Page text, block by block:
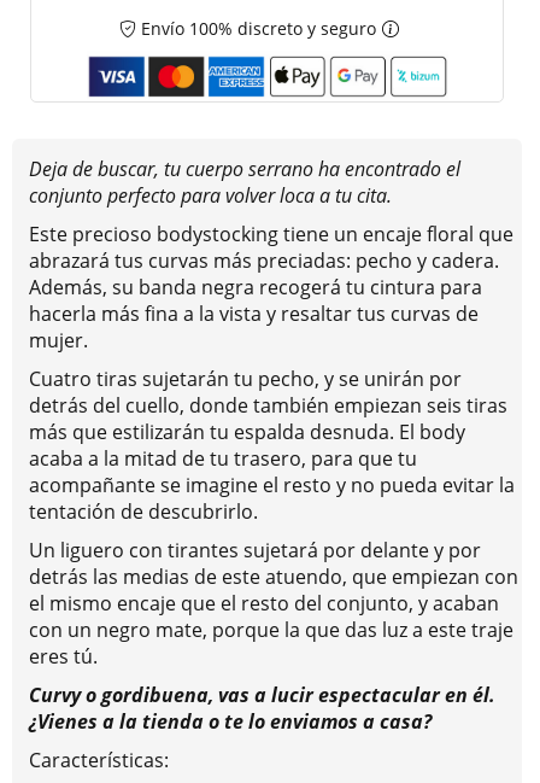
Envío 100% discreto y seguro
Deja de buscar, tu cuerpo serrano ha encontrado el
conjunto perfecto para volver loca a tu cita.
Este precioso bodystocking tiene un encaje floral que
abrazará tus curvas más preciadas: pecho y cadera.
Además, su banda negra recogerá tu cintura para
hacerla más fina a la vista y resaltar tus curvas de
mujer.
Cuatro tiras sujetarán tu pecho, y se unirán por
detrás del cuello, donde también empiezan seis tiras
más que estilizarán tu espalda desnuda. El body
acaba a la mitad de tu trasero, para que tu
acompañante se imagine el resto y no pueda evitar la
tentación de descubrirlo.
Un liguero con tirantes sujetará por delante y por
detrás las medias de este atuendo, que empiezan con
el mismo encaje que el resto del conjunto, y acaban
con un negro mate, porque la que das luz a este traje
eres tú.
Curvy o gordibuena, vas a lucir espectacular en él.
¿Vienes a la tienda o te lo enviamos a casa?
Características: